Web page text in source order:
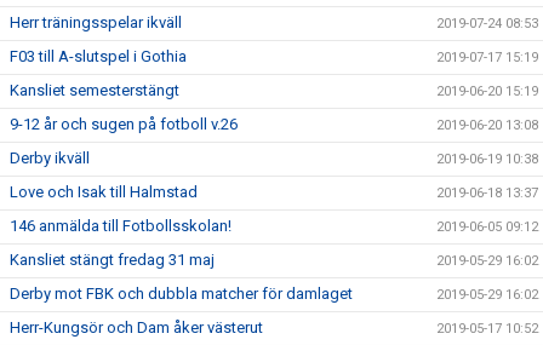
Herr träningsspelar ikväll 2019-07-24 08:53
F03 till A-slutspel i Gothia 2019-07-17 15:19
Kansliet semesterstängt 2019-06-20 15:19
9-12 år och sugen på fotboll v.26 2019-06-20 13:08
Derby ikväll 2019-06-19 10:38
Love och Isak till Halmstad 2019-06-18 13:37
146 anmälda till Fotbollsskolan! 2019-06-05 09:12
Kansliet stängt fredag 31 maj 2019-05-29 16:02
Derby mot FBK och dubbla matcher för damlaget 2019-05-29 16:02
Herr-Kungsör och Dam åker västerut 2019-05-17 10:52